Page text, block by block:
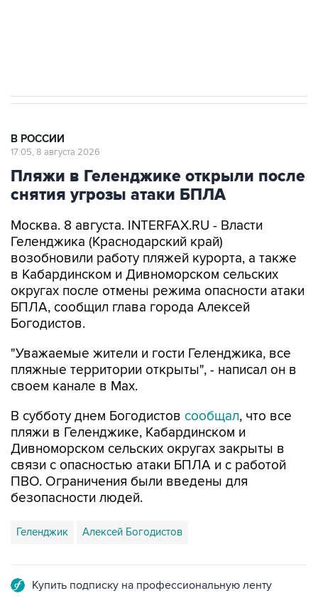
В РОССИИ
17:05, 8 августа 2026
Пляжи в Геленджике открыли после
снятия угрозы атаки БПЛА
Москва. 8 августа. INTERFAX.RU - Власти
Геленджика (Краснодарский край)
возобновили работу пляжей курорта, а также
в Кабардинском и Дивноморском сельских
округах после отмены режима опасности атаки
БПЛА, сообщил глава города Алексей
Богодистов.
"Уважаемые жители и гости Геленджика, все
пляжные территории открыты", - написал он в
своем канале в Max.
В субботу днем Богодистов сообщал, что все
пляжи в Геленджике, Кабардинском и
Дивноморском сельских округах закрыты в
связи с опасностью атаки БПЛА и с работой
ПВО. Ограничения были введены для
безопасности людей.
Геленджик Алексей Богодистов
Купить подписку на профессиональную ленту